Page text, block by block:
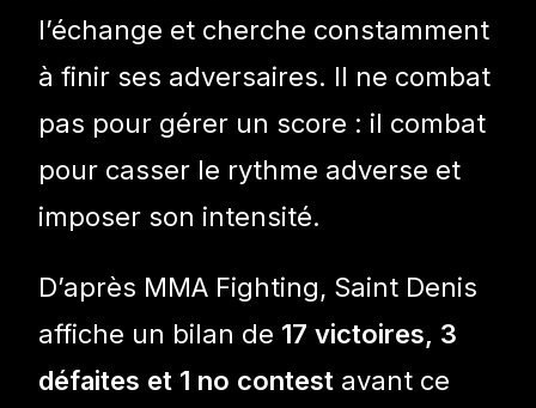
l’échange et cherche constamment
à finir ses adversaires. Il ne combat
pas pour gérer un score : il combat
pour casser le rythme adverse et
imposer son intensité.
D’après MMA Fighting, Saint Denis
affiche un bilan de 17 victoires, 3
défaites et 1 no contest avant ce